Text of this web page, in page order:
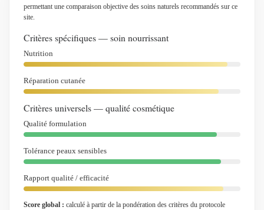
permettant une comparaison objective des soins naturels recommandés sur ce
site.
Critères spécifiques — soin nourrissant
Nutrition
Réparation cutanée
Critères universels — qualité cosmétique
Qualité formulation
Tolérance peaux sensibles
Rapport qualité / efficacité
Score global : calculé à partir de la pondération des critères du protocole